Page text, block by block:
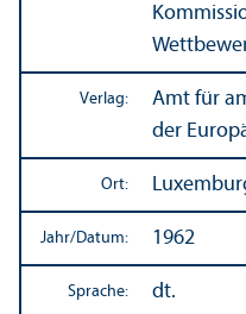
Verlag:
Amt für
der
Ort:
Jahr/Datum: 1962
Sprache: dt.